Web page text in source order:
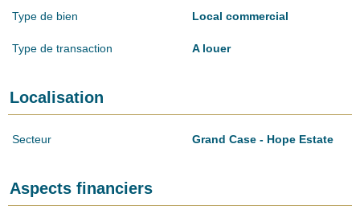
Type de bien Local commercial
Type de transaction A louer
Localisation
Secteur Grand Case - Hope Estate
Aspects financiers